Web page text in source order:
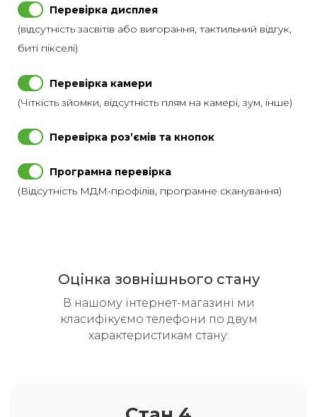
Перевірка дисплея
(відсутність засвітів або вигорання, тактильний відгук,
биті пікселі)
Перевірка камери
(Чіткість зйомки, відсутність плям на камері, зум, інше)
Перевірка розʼємів та кнопок
Програмна перевірка
(Відсутність МДМ-профілів, програмне сканування)
Оцінка зовнішнього стану
В нашому інтернет-магазині ми
класифікуємо телефони по двум
характеристикам стану: